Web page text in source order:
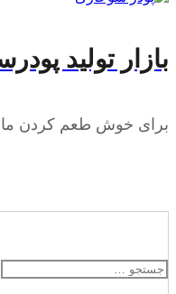
بازار تولید
برای خوش طعم کردن ماهی
برای: